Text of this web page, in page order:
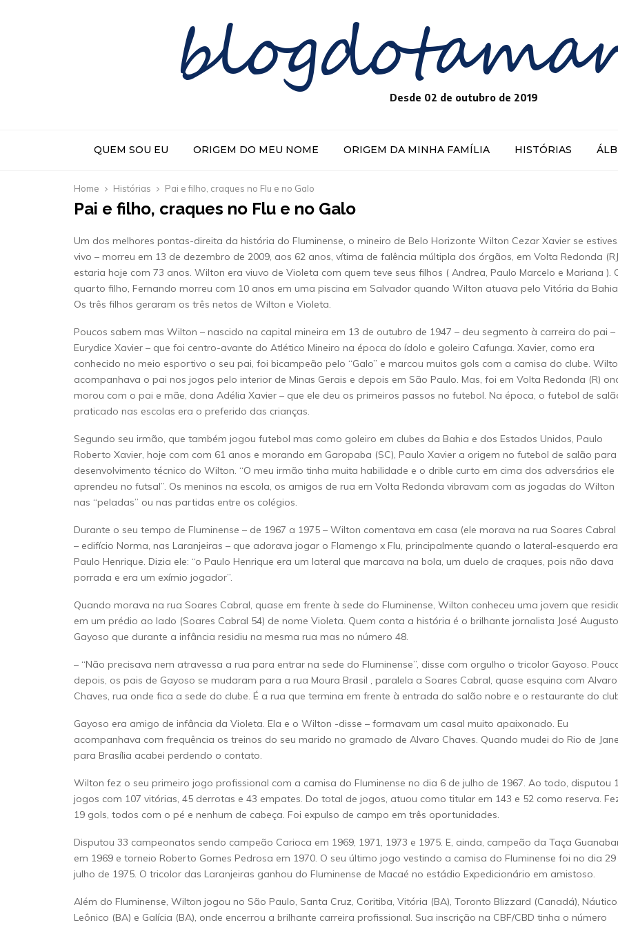
Desde 02 de outubro de 2019
QUEM SOU EU ORIGEM DO MEU NOME ORIGEM DA MINHA FAMÍLIA HISTÓRIAS
Home Histórias Pai e filho, craques no Flu e no Galo
Pai e filho, craques no Flu e no Galo
Um dos melhores pontas-direita da história do Fluminense, o mineiro de Belo Horizonte Wilton Cezar Xavier se
vivo – morreu em 13 de dezembro de 2009, aos 62 anos, vítima de falência múltipla dos órgãos, em Volta Redonda
estaria hoje com 73 anos. Wilton era viuvo de Violeta com quem teve seus filhos ( Andrea, Paulo Marcelo e Mariana ).
quarto filho, Fernando morreu com 10 anos em uma piscina em Salvador quando Wilton atuava pelo Vitória da
Os três filhos geraram os três netos de Wilton e Violeta.
Poucos sabem mas Wilton – nascido na capital mineira em 13 de outubro de 1947 – deu segmento à carreira do pai –
Eurydice Xavier – que foi centro-avante do Atlético Mineiro na época do ídolo e goleiro Cafunga. Xavier, como era
conhecido no meio esportivo o seu pai, foi bicampeão pelo “Galo” e marcou muitos gols com a camisa do clube.
acompanhava o pai nos jogos pelo interior de Minas Gerais e depois em São Paulo. Mas, foi em Volta Redonda (R)
morou com o pai e mãe, dona Adélia Xavier – que ele deu os primeiros passos no futebol. Na época, o futebol de
praticado nas escolas era o preferido das crianças.
Segundo seu irmão, que também jogou futebol mas como goleiro em clubes da Bahia e dos Estados Unidos, Paulo
Roberto Xavier, hoje com com 61 anos e morando em Garopaba (SC), Paulo Xavier a origem no futebol de salão
desenvolvimento técnico do Wilton. “O meu irmão tinha muita habilidade e o drible curto em cima dos adversários ele
aprendeu no futsal”. Os meninos na escola, os amigos de rua em Volta Redonda vibravam com as jogadas do Wilton
nas “peladas” ou nas partidas entre os colégios.
Durante o seu tempo de Fluminense – de 1967 a 1975 – Wilton comentava em casa (ele morava na rua Soares Cabral
– edifício Norma, nas Laranjeiras – que adorava jogar o Flamengo x Flu, principalmente quando o lateral-esquerdo
Paulo Henrique. Dizia ele: “o Paulo Henrique era um lateral que marcava na bola, um duelo de craques, pois não dava
porrada e era um exímio jogador”.
Quando morava na rua Soares Cabral, quase em frente à sede do Fluminense, Wilton conheceu uma jovem que
em um prédio ao lado (Soares Cabral 54) de nome Violeta. Quem conta a história é o brilhante jornalista José Augusto
Gayoso que durante a infância residiu na mesma rua mas no número 48.
– “Não precisava nem atravessa a rua para entrar na sede do Fluminense”, disse com orgulho o tricolor Gayoso.
depois, os pais de Gayoso se mudaram para a rua Moura Brasil , paralela a Soares Cabral, quase esquina com Alvaro
Chaves, rua onde fica a sede do clube. É a rua que termina em frente à entrada do salão nobre e o restaurante do
Gayoso era amigo de infância da Violeta. Ela e o Wilton -disse – formavam um casal muito apaixonado. Eu
acompanhava com frequência os treinos do seu marido no gramado de Alvaro Chaves. Quando mudei do Rio de
para Brasília acabei perdendo o contato.
Wilton fez o seu primeiro jogo profissional com a camisa do Fluminense no dia 6 de julho de 1967. Ao todo, disputou
jogos com 107 vitórias, 45 derrotas e 43 empates. Do total de jogos, atuou como titular em 143 e 52 como reserva.
19 gols, todos com o pé e nenhum de cabeça. Foi expulso de campo em três oportunidades.
Disputou 33 campeonatos sendo campeão Carioca em 1969, 1971, 1973 e 1975. E, ainda, campeão da Taça
em 1969 e torneio Roberto Gomes Pedrosa em 1970. O seu último jogo vestindo a camisa do Fluminense foi no dia 29
julho de 1975. O tricolor das Laranjeiras ganhou do Fluminense de Macaé no estádio Expedicionário em amistoso.
Além do Fluminense, Wilton jogou no São Paulo, Santa Cruz, Coritiba, Vitória (BA), Toronto Blizzard (Canadá), Náutico,
Leônico (BA) e Galícia (BA), onde encerrou a brilhante carreira profissional. Sua inscrição na CBF/CBD tinha o número